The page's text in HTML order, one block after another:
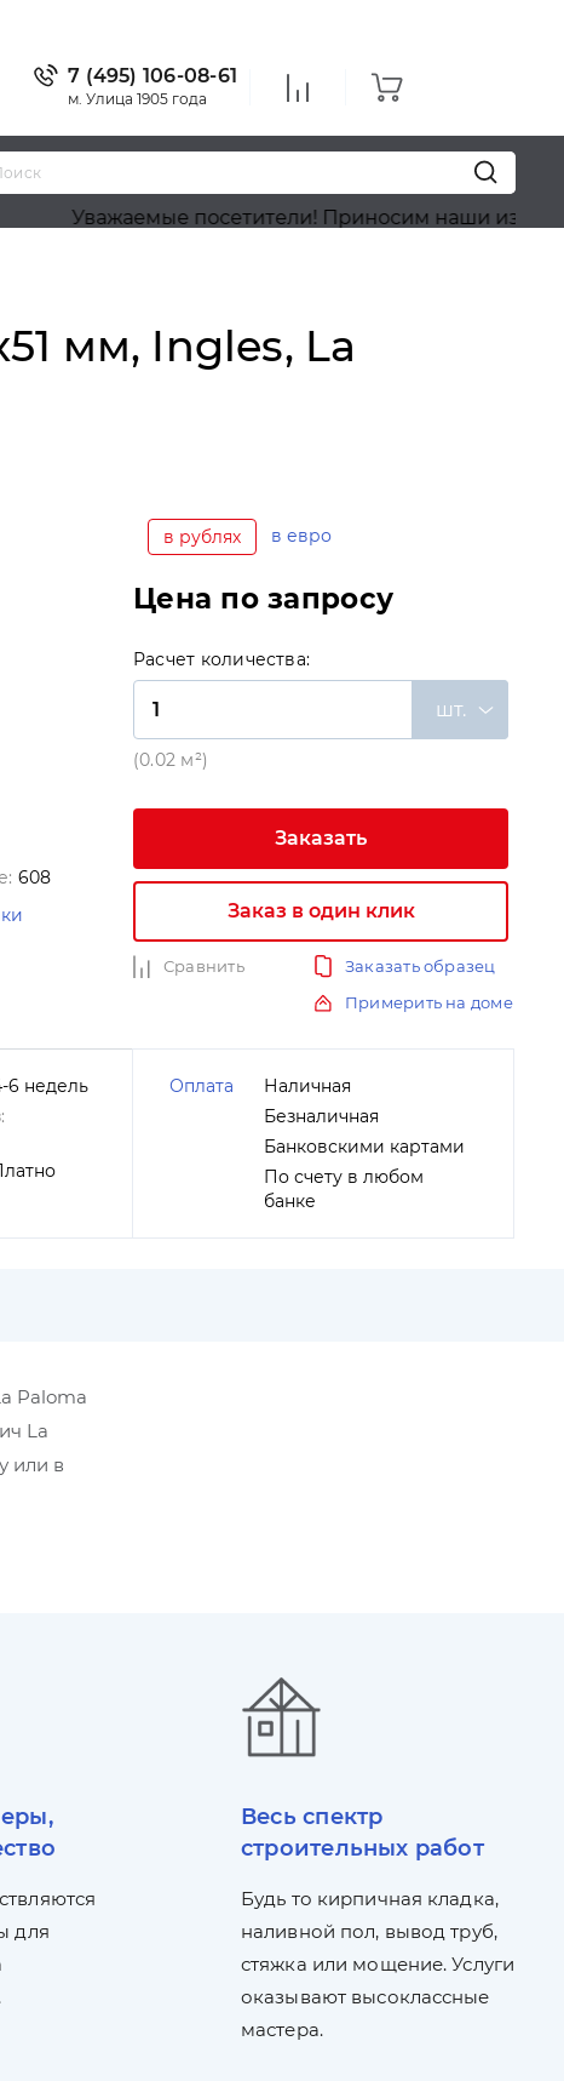
7 (495) 106-08-61
м. Улица 1905 года
посетители! Приносим наши извинения,
мм, Ingles, La
608
в рублях в евро
Цена по запросу
Расчет количества:
шт.
(0.02 м²)
Заказать
Заказ в один клик
Сравнить
Заказать образец
Примерить на доме
6 недель
Оплата
Наличная
Безналичная
Банковскими картами
По счету в любом
банке
Paloma
La
или в
для
Весь спектр
строительных работ
Будь то кирпичная кладка,
наливной пол, вывод труб,
стяжка или мощение. Услуги
оказывают высоклассные
мастера.